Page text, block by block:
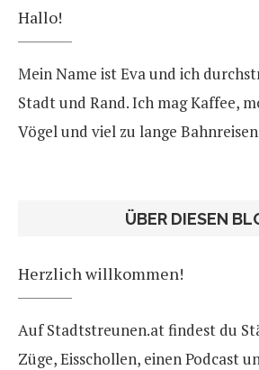
Hallo!
Mein Name ist Eva und ich
Stadt und Rand. Ich mag Kaffee,
Vögel und viel zu lange
ÜBER DIESEN
Herzlich willkommen!
Auf Stadtstreunen.at findest du
Züge, Eisschollen, einen Podcast